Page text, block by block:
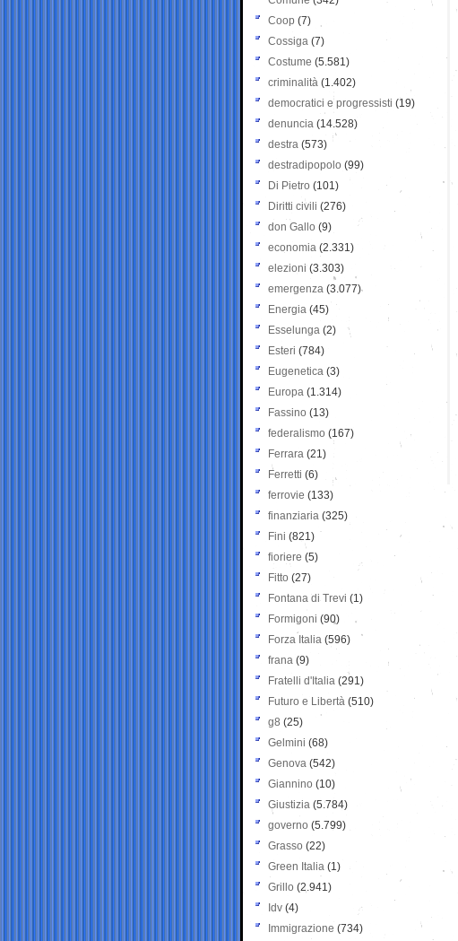
Coop (7)
Cossiga (7)
Costume (5.581)
criminalità (1.402)
democratici e progressisti (19)
denuncia (14.528)
destra (573)
destradipopolo (99)
Di Pietro (101)
Diritti civili (276)
don Gallo (9)
economia (2.331)
elezioni (3.303)
emergenza (3.077)
Energia (45)
Esselunga (2)
Esteri (784)
Eugenetica (3)
Europa (1.314)
Fassino (13)
federalismo (167)
Ferrara (21)
Ferretti (6)
ferrovie (133)
finanziaria (325)
Fini (821)
fioriere (5)
Fitto (27)
Fontana di Trevi (1)
Formigoni (90)
Forza Italia (596)
frana (9)
Fratelli d'Italia (291)
Futuro e Libertà (510)
g8 (25)
Gelmini (68)
Genova (542)
Giannino (10)
Giustizia (5.784)
governo (5.799)
Grasso (22)
Green Italia (1)
Grillo (2.941)
Idv (4)
Immigrazione (734)